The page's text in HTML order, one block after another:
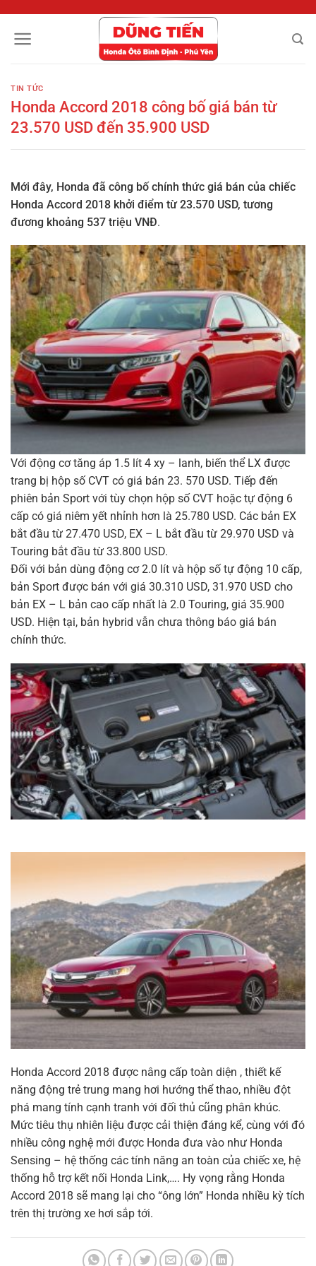
nội
TIN TỨC
Honda Accord 2018 công bố giá bán từ
23.570 USD đến 35.900 USD
Mới đây, Honda đã công bố chính thức giá bán của chiếc
Honda Accord 2018 khởi điểm từ 23.570 USD, tương
đương khoảng 537 triệu VNĐ.
Với động cơ tăng áp 1.5 lít 4 xy – lanh, biến thể LX được
trang bị hộp số CVT có giá bán 23. 570 USD. Tiếp đến
phiên bản Sport với tùy chọn hộp số CVT hoặc tự động 6
cấp có giá niêm yết nhỉnh hơn là 25.780 USD. Các bản EX
bắt đầu từ 27.470 USD, EX – L bắt đầu từ 29.970 USD và
Touring bắt đầu từ 33.800 USD.
Đối với bản dùng động cơ 2.0 lít và hộp số tự động 10 cấp,
bản Sport được bán với giá 30.310 USD, 31.970 USD cho
bản EX – L bản cao cấp nhất là 2.0 Touring, giá 35.900
USD. Hiện tại, bản hybrid vẫn chưa thông báo giá bán
chính thức.
Honda Accord 2018 được nâng cấp toàn diện , thiết kế
năng động trẻ trung mang hơi hướng thể thao, nhiều đột
phá mang tính cạnh tranh với đối thủ cũng phân khúc.
Mức tiêu thụ nhiên liệu được cải thiện đáng kể, cùng với đó
nhiều công nghệ mới được Honda đưa vào như Honda
Sensing – hệ thống các tính năng an toàn của chiếc xe, hệ
thống hỗ trợ kết nối Honda Link,…. Hy vọng rằng Honda
Accord 2018 sẽ mang lại cho “ông lớn” Honda nhiều kỳ tích
trên thị trường xe hơi sắp tới.